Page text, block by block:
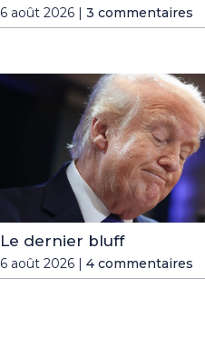
6 août 2026 | 3 commentaires
Le dernier bluff
6 août 2026 | 4 commentaires